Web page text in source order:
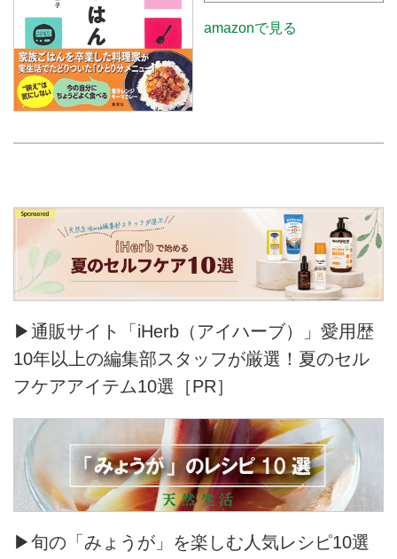
amazonで見る
▶通販サイト「iHerb（アイハーブ）」愛用歴
10年以上の編集部スタッフが厳選！夏のセル
フケアアイテム10選［PR］
▶旬の「みょうが」を楽しむ人気レシピ10選